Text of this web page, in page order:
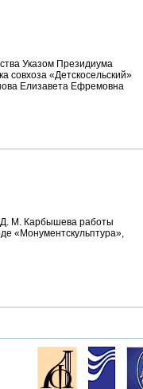
Указом Президиума
«Детскосельский»
Елизавета Ефремовна
Д. М. Карбышева работы
«Монументскульптура»,